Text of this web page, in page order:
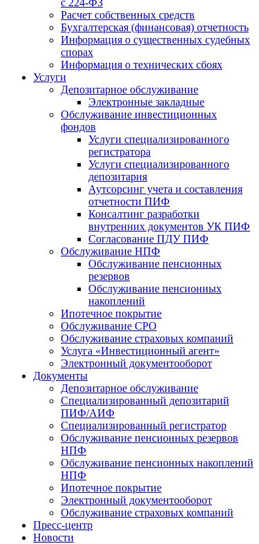
с 224-ФЗ
Расчет собственных средств
Бухгалтерская (финансовая) отчетность
Информация о существенных судебных
спорах
Информация о технических сбоях
Услуги
Депозитарное обслуживание
Электронные закладные
Обслуживание инвестиционных
фондов
Услуги специализированного
регистратора
Услуги специализированного
депозитария
Аутсорсинг учета и составления
отчетности ПИФ
Консалтинг разработки
внутренних документов УК ПИФ
Согласование ПДУ ПИФ
Обслуживание НПФ
Обслуживание пенсионных
резервов
Обслуживание пенсионных
накоплений
Ипотечное покрытие
Обслуживание СРО
Обслуживание страховых компаний
Услуга «Инвестиционный агент»
Электронный документооборот
Документы
Депозитарное обслуживание
Специализированный депозитарий
ПИФ/АИФ
Специализированный регистратор
Обслуживание пенсионных резервов
НПФ
Обслуживание пенсионных накоплений
НПФ
Ипотечное покрытие
Электронный документооборот
Обслуживание страховых компаний
Пресс-центр
Новости